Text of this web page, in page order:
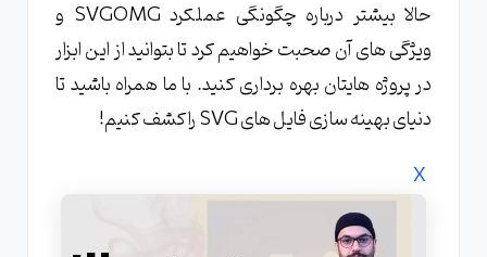
حالا بیشتر درباره چگونگی عملکرد SVGOMG و
ویژگی های آن صحبت خواهیم کرد تا بتوانید از این ابزار
در پروژه هایتان بهره برداری کنید. با ما همراه باشید تا
دنیای بهینه سازی فایل های SVG را کشف کنیم!
X